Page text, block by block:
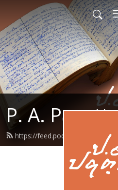
P. A.
https://feed.podbean.com/